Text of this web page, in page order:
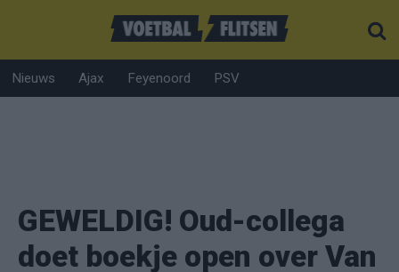
Nieuws Ajax Feyenoord PSV
GEWELDIG! Oud-collega
doet boekje open over Van